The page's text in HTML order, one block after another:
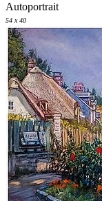
Autoportrait
54 x 40